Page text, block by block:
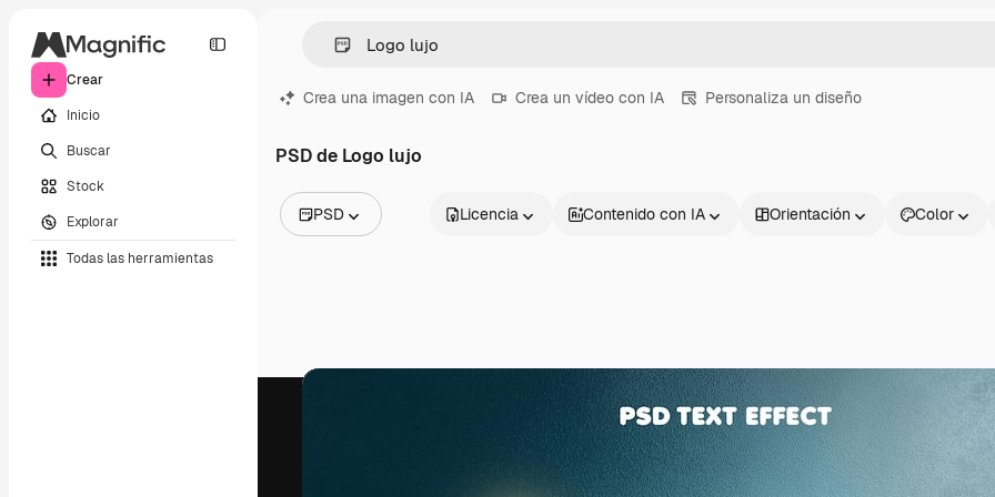
Crear
Inicio
Buscar
Stock
Explorar
Todas las herramientas
Crea una imagen con IA Crea un vídeo con IA Personaliza un diseño
PSD de Logo lujo
PSD
Vídeos
Licencia Contenido con IA Orientación Color
Productos Información